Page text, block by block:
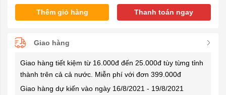
Thêm giỏ hàng Thanh toán ngay
Giao hàng
Giao hàng tiết kiệm từ 16.000đ đến 25.000đ tùy từng tỉnh
thành trên cả cả nước. Miễn phí với đơn 399.000đ
Giao hàng dự kiến vào ngày 16/8/2021 - 19/8/2021